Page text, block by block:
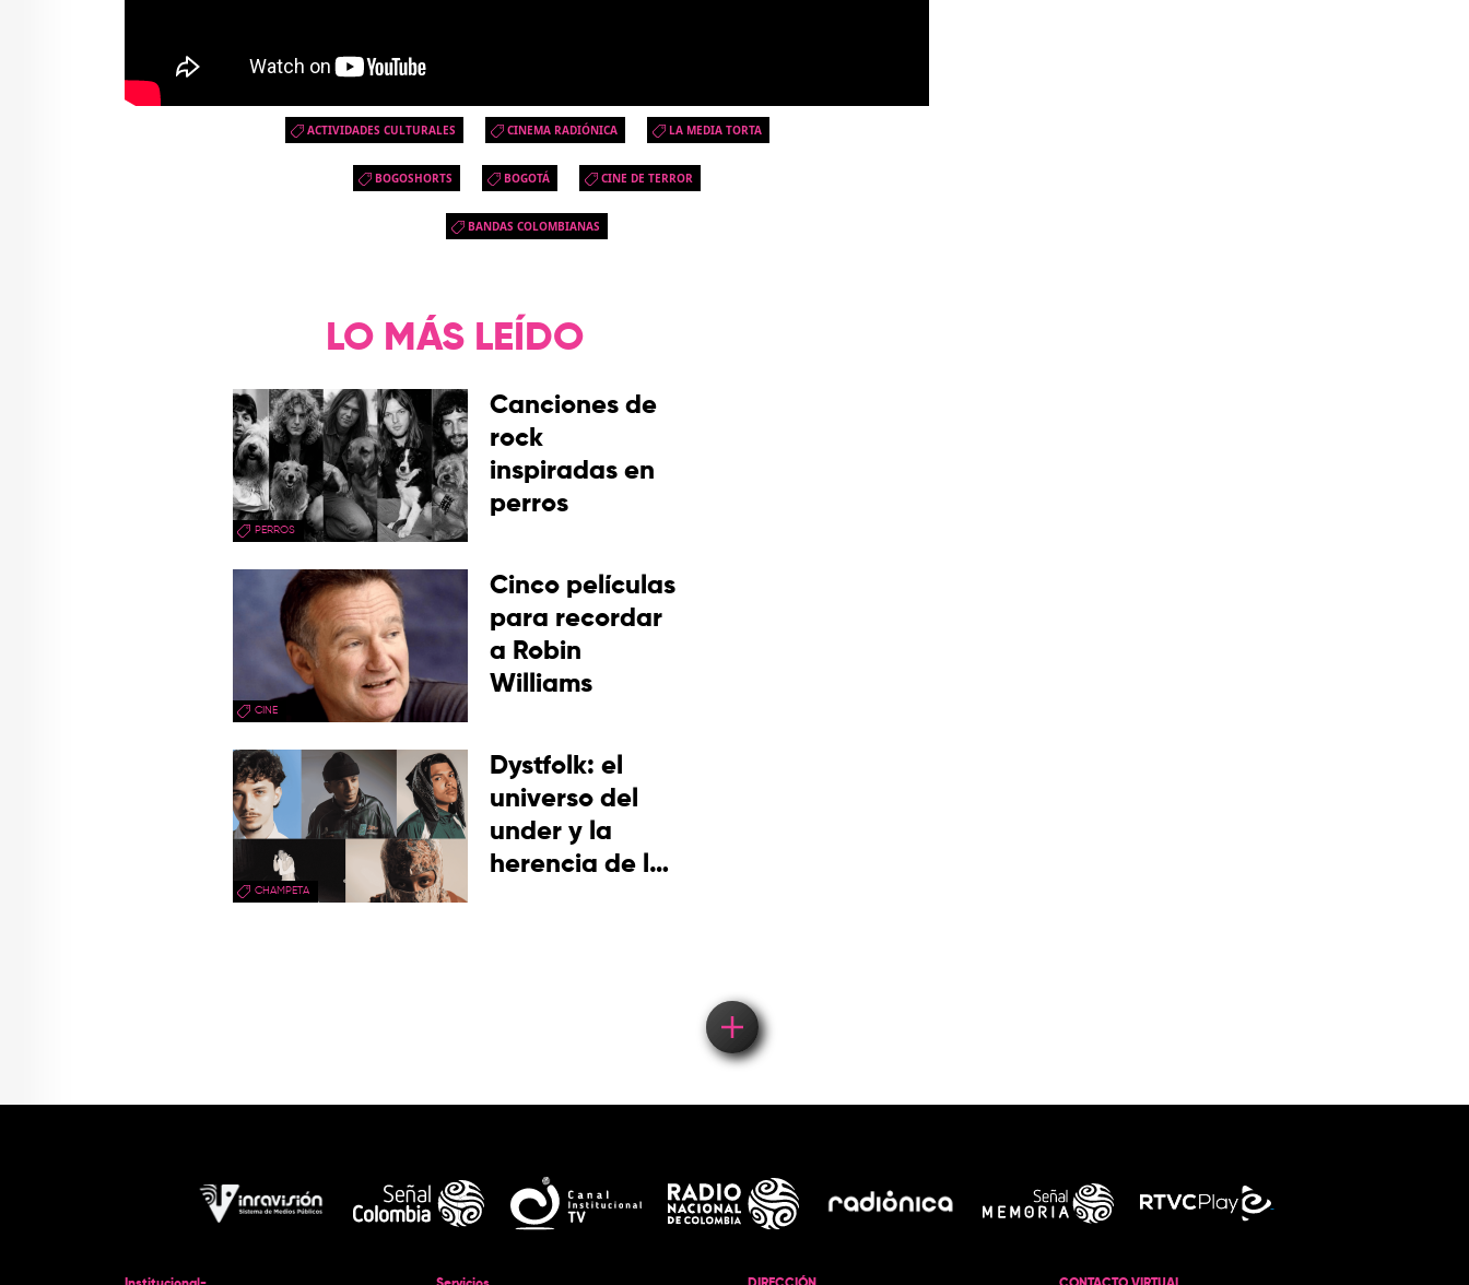
ACTIVIDADES CULTURALES CINEMA RADIÓNICA LA MEDIA TORTA
BOGOSHORTS BOGOTÁ CINE DE TERROR
BANDAS COLOMBIANAS
LO MÁS LEÍDO
PERROS
Canciones de
rock
inspiradas en
perros
CINE
Cinco películas
para recordar
a Robin
Williams
CHAMPETA
Dystfolk: el
universo del
under y la
herencia de la